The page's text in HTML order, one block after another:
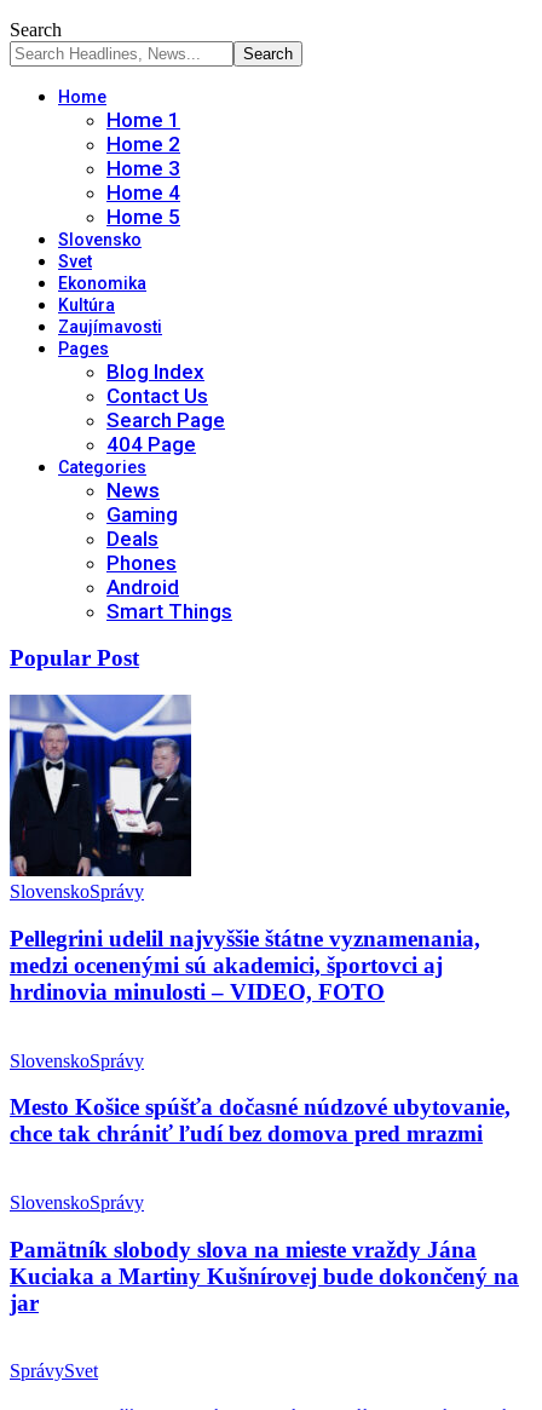
Search
Home
Home 1
Home 2
Home 3
Home 4
Home 5
Slovensko
Svet
Ekonomika
Kultúra
Zaujímavosti
Pages
Blog Index
Contact Us
Search Page
404 Page
Categories
News
Gaming
Deals
Phones
Android
Smart Things
Popular Post
SlovenskoSprávy
Pellegrini udelil najvyššie štátne vyznamenania,
medzi ocenenými sú akademici, športovci aj
hrdinovia minulosti – VIDEO, FOTO
SlovenskoSprávy
Mesto Košice spúšťa dočasné núdzové ubytovanie,
chce tak chrániť ľudí bez domova pred mrazmi
SlovenskoSprávy
Pamätník slobody slova na mieste vraždy Jána
Kuciaka a Martiny Kušnírovej bude dokončený na
jar
SprávySvet